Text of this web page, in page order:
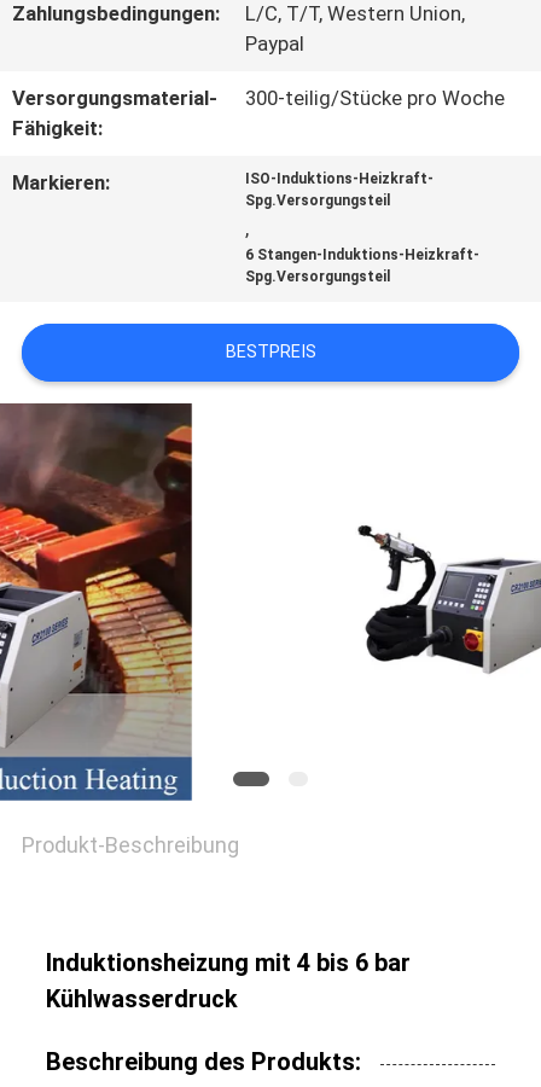
SITEMAP
Zahlungsbedingungen:
L/C, T/T, Western Union,
Paypal
Versorgungsmaterial-
Fähigkeit:
300-teilig/Stücke pro Woche
Markieren:
ISO-Induktions-Heizkraft-
Spg.Versorgungsteil
,
6 Stangen-Induktions-Heizkraft-
Spg.Versorgungsteil
BESTPREIS
Produkt-Beschreibung
Induktionsheizung mit 4 bis 6 bar
Kühlwasserdruck
Beschreibung des Produkts: